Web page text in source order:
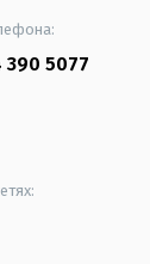
390 5077